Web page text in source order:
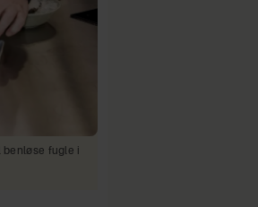
benløse fugle i